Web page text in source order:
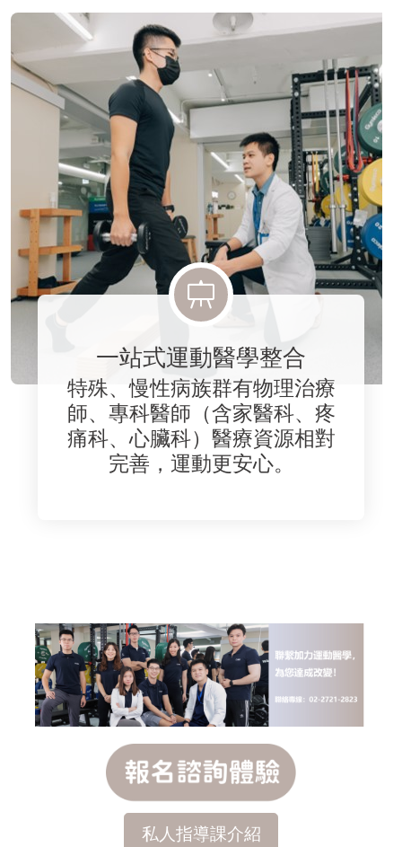
一站式運動醫學整合
特殊、慢性病族群有物理治療
師、專科醫師（含家醫科、疼
痛科、心臟科）醫療資源相對
完善，運動更安心。
私人指導課介紹